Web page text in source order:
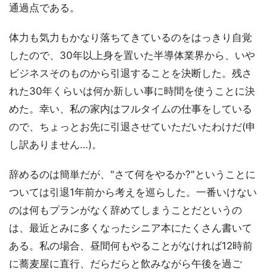
通過点である。
体力も気力もかなり落ちてきているのをはっきり自覚
したので、30年以上身を置いた半導体業界から、いや
ビジネスそのものから引退することを決断した。残さ
れた30年くらいは何か新しい事に時間を使うことに決
めた。幸い、私の家内はフルタイムの仕事をしている
ので、ちょっとお先に引退させていただいたわけだ(申
し訳ありません…)。
辞めるのは簡単だが、"さて何をやるか?"ということに
ついては引退1年前から考えを巡らした。一番いけない
のは何もプランがなく辞めてしまうことだというの
は、最近とみに多くなったシニア本にたくさん書いて
ある。私の場合、昼間何もやることがなければ12時前
に蕎麦屋に直行、だらだらと飲みながら午後を過ご